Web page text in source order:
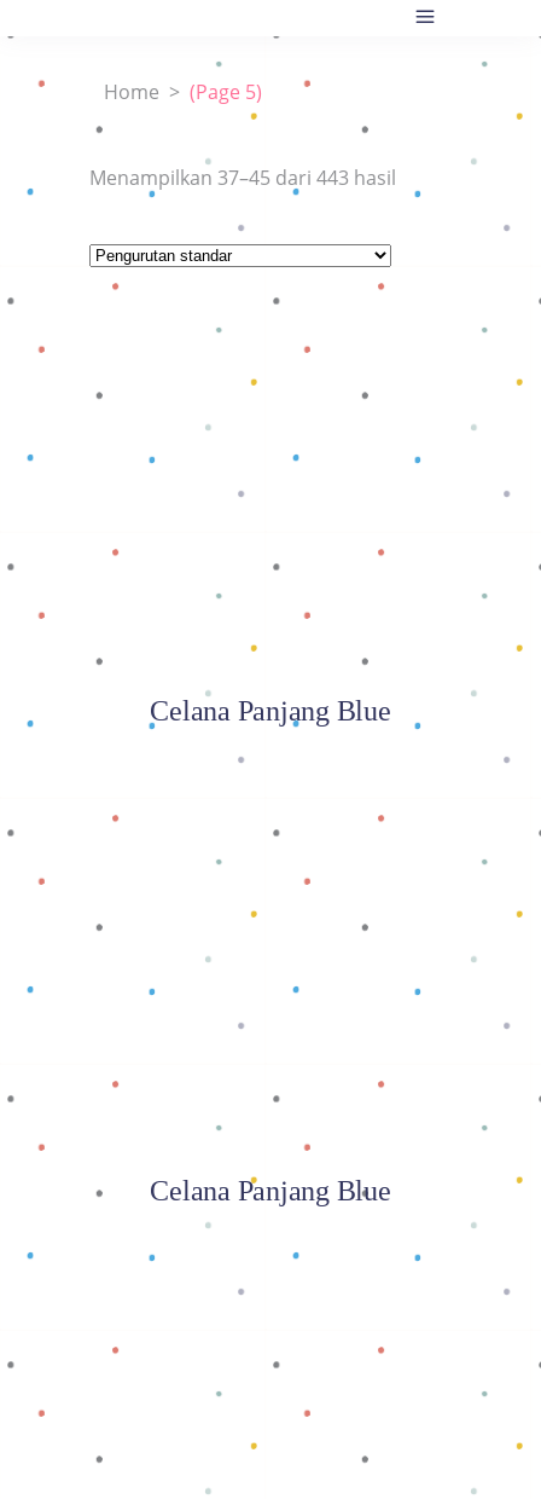
Home > (Page 5)
Menampilkan 37–45 dari 443 hasil
Baca selengkapnya
Celana Panjang Blue
Baca selengkapnya
Celana Panjang Blue
Baca selengkapnya